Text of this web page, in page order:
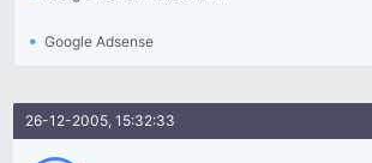
Google Adsense
26-12-2005, 15:32:33